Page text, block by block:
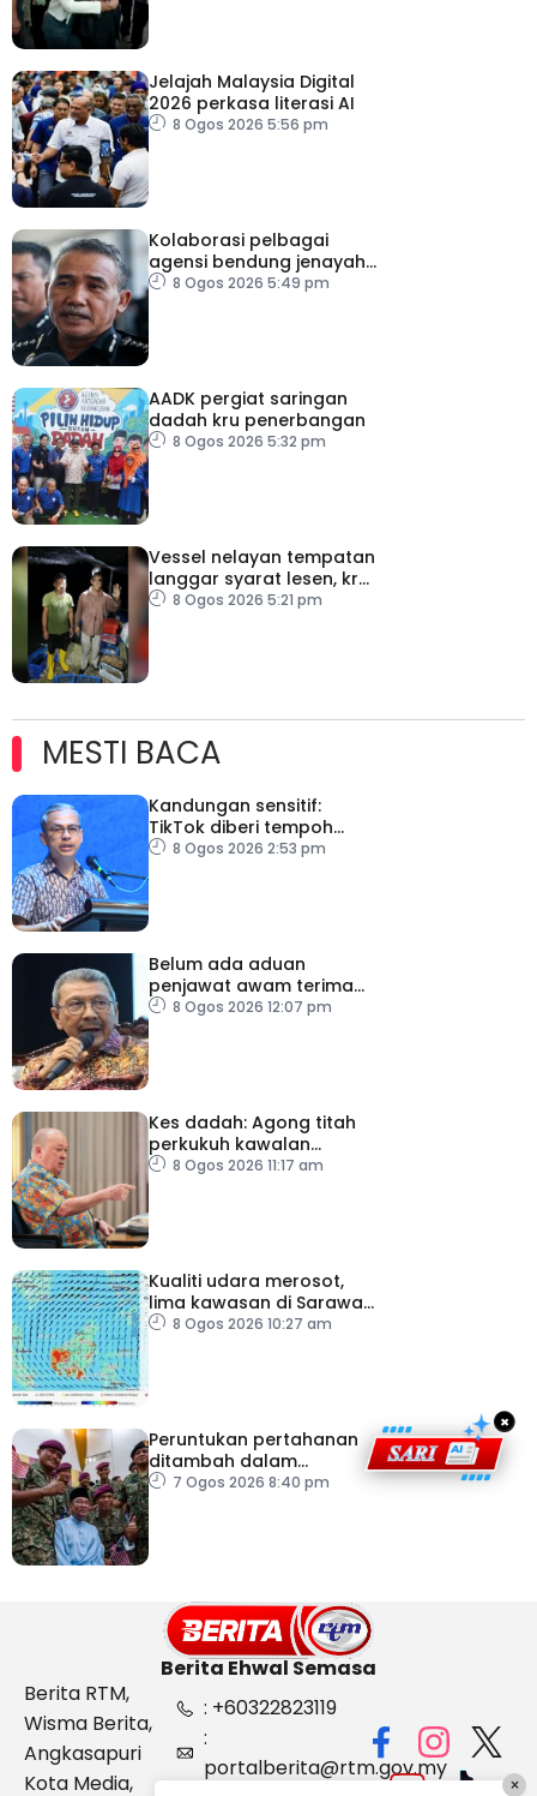
Jelajah Malaysia Digital
2026 perkasa literasi AI
8 Ogos 2026 5:56 pm
Kolaborasi pelbagai
agensi bendung jenayah
rentas sempadan
8 Ogos 2026 5:49 pm
AADK pergiat saringan
dadah kru penerbangan
8 Ogos 2026 5:32 pm
Vessel nelayan tempatan
langgar syarat lesen, kru
warga indonesia ditahan
8 Ogos 2026 5:21 pm
MESTI BACA
Kandungan sensitif:
TikTok diberi tempoh
perkukuh sistem
8 Ogos 2026 2:53 pm
Belum ada aduan
penjawat awam terima
tekanan daripada ahli
8 Ogos 2026 12:07 pm
Kes dadah: Agong titah
perkukuh kawalan
lapangan terbang, pintu
8 Ogos 2026 11:17 am
Kualiti udara merosot,
lima kawasan di Sarawak
catat IPU tidak sihat
8 Ogos 2026 10:27 am
Peruntukan pertahanan
ditambah dalam
Belanjawan 2027
7 Ogos 2026 8:40 pm
×
Berita Ehwal Semasa
Berita RTM,
Wisma Berita,
Angkasapuri
Kota Media,
: +60322823119
:
portalberita@rtm.gov.my
×